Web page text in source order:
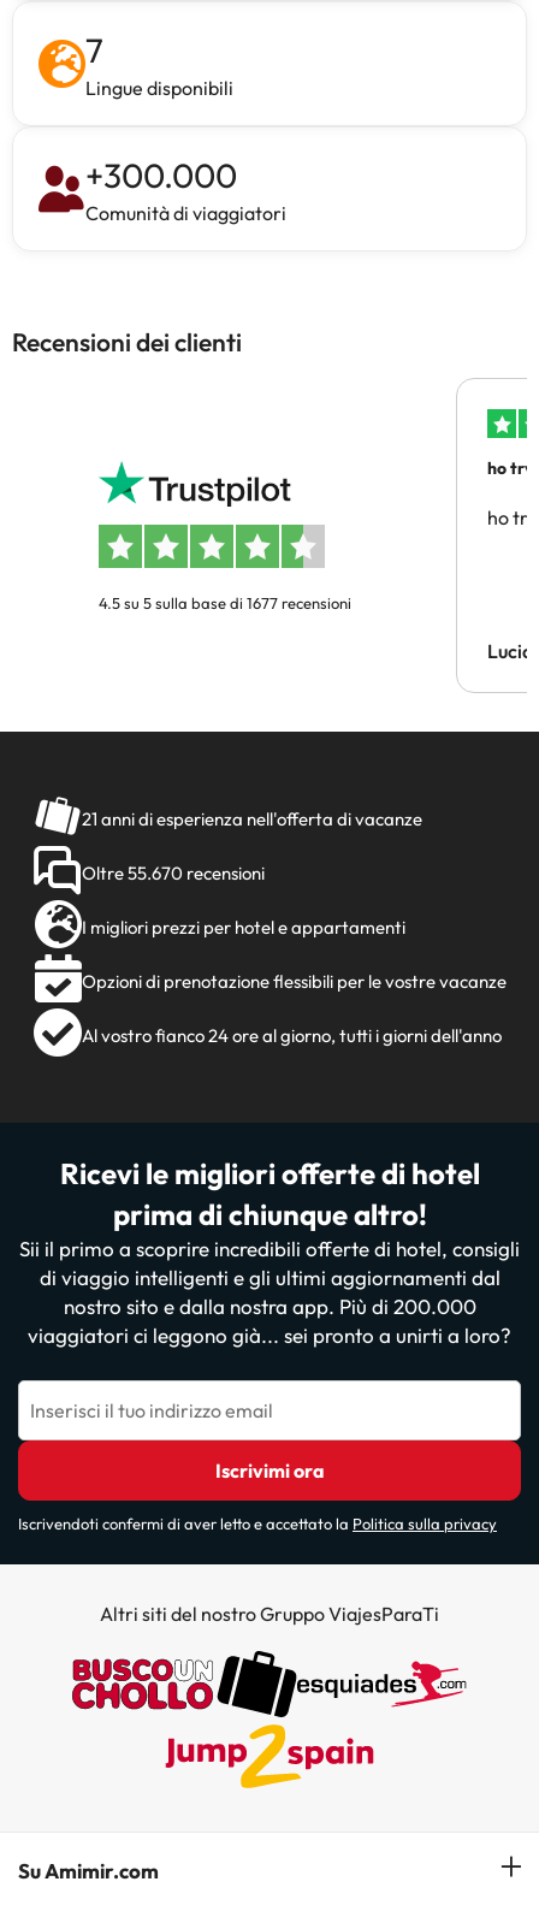
7
Lingue disponibili
+300.000
Comunità di viaggiatori
Recensioni dei clienti
4.5 su 5 sulla base di 1677 recensioni
ho
ho
Lucia
21 anni di esperienza nell'offerta di vacanze
Oltre 55.670 recensioni
I migliori prezzi per hotel e appartamenti
Opzioni di prenotazione flessibili per le vostre vacanze
Al vostro fianco 24 ore al giorno, tutti i giorni dell'anno
Ricevi le migliori offerte di hotel
prima di chiunque altro!
Sii il primo a scoprire incredibili offerte di hotel, consigli
di viaggio intelligenti e gli ultimi aggiornamenti dal
nostro sito e dalla nostra app. Più di 200.000
viaggiatori ci leggono già... sei pronto a unirti a loro?
Inserisci il tuo indirizzo email
Iscrivimi ora
Iscrivendoti confermi di aver letto e accettato la Politica sulla privacy
Altri siti del nostro Gruppo ViajesParaTi
Su Amimir.com